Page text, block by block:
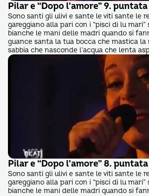
Pilar e “Dopo l’amore” 9. puntata
Sono santi gli ulivi e sante le viti sante le
gareggiano alla pari con i “pisci di lu
bianche le mani delle madri quando si
guance santa la tua bocca che mastica
sabbia che nasconde l’acqua che lenta
Pilar e “Dopo l’amore” 8. puntata
Sono santi gli ulivi e sante le viti sante le
gareggiano alla pari con i “pisci di lu
bianche le mani delle madri quando si